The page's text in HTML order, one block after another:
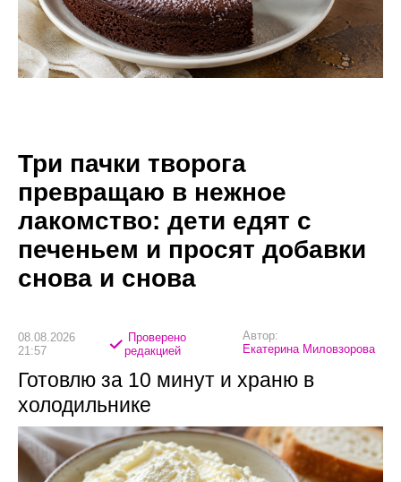
Три пачки творога
превращаю в нежное
лакомство: дети едят с
печеньем и просят добавки
снова и снова
08.08.2026
21:57
Проверено
редакцией
Автор:
Екатерина Миловзорова
Готовлю за 10 минут и храню в
холодильнике